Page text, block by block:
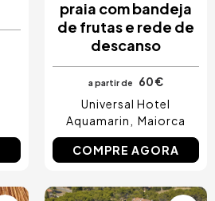
praia com bandeja
de frutas e rede de
descanso
a partir de
60 €
Universal Hotel
Aquamarin
Maiorca
COMPRE AGORA